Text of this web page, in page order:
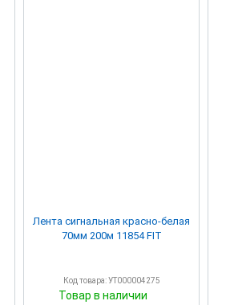
Лента сигнальная красно-белая
70мм 200м 11854 FIT
Код товара: УТ000004275
Товар в наличии